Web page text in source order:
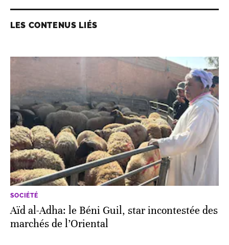
LES CONTENUS LIÉS
SOCIÉTÉ
Aïd al-Adha: le Béni Guil, star incontestée des
marchés de l’Oriental